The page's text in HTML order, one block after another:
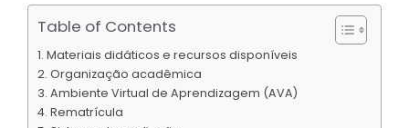
Table of Contents
Materiais didáticos e recursos disponíveis
Organização acadêmica
Ambiente Virtual de Aprendizagem (AVA)
Rematrícula